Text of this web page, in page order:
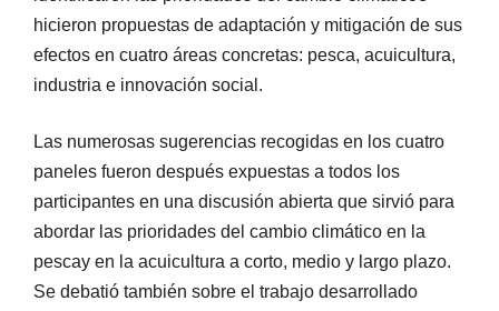
hicieron propuestas de adaptación y mitigación de sus
efectos en cuatro áreas concretas: pesca, acuicultura,
industria e innovación social.
Las numerosas sugerencias recogidas en los cuatro
paneles fueron después expuestas a todos los
participantes en una discusión abierta que sirvió para
abordar las prioridades del cambio climático en la
pescay en la acuicultura a corto, medio y largo plazo.
Se debatió también sobre el trabajo desarrollado